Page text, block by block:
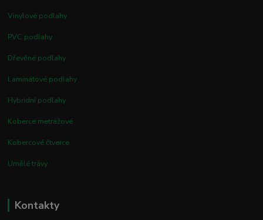
Vinylové podlahy
PVC podlahy
Dřevěné podlahy
Laminátové podlahy
Hybridní podlahy
Koberce metrážové
Kobercové čtverce
Umělé trávy
Kontakty